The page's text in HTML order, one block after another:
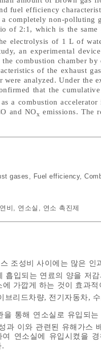
fuel efficiency
completely non-polluting
of 2:1, which is the same
electrolysis of 1 L of
an experimental
combustion chamber
of the exhaust
were analyzed. Under
that the
a combustion
and NOx emissions. The
gases Fuel efficiency,
연비 연소실 연소 촉진제
조성비 사이에는 많은
흡입되는 연료의 양을 저
가깝게 하는 것이 효과
브리드차량, 전기자동차,
을 통해 연소실로 유입되
과 이와 관련된 유해가스
여 연소실에 유입시켰을
.